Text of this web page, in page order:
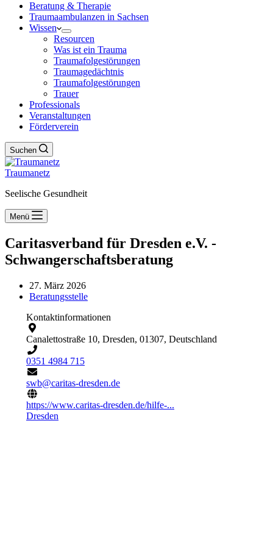
Beratung & Therapie
Traumaambulanzen in Sachsen
Wissen
Resourcen
Was ist ein Trauma
Traumafolgestörungen
Traumagedächtnis
Traumafolgestörungen
Trauer
Professionals
Veranstaltungen
Förderverein
Suchen
Traumanetz
Seelische Gesundheit
Menü
Caritasverband für Dresden e.V. -
Schwangerschaftsberatung
27. März 2026
Beratungsstelle
Kontaktinformationen
Canalettostraße 10, Dresden, 01307, Deutschland
0351 4984 715
swb@caritas-dresden.de
https://www.caritas-dresden.de/hilfe-...
Dresden